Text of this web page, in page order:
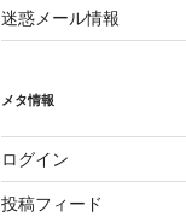
迷惑メール情報
メタ情報
ログイン
投稿フィード